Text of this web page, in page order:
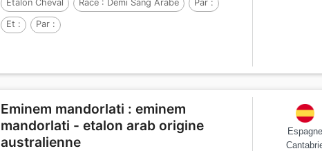
Etalon Cheval Race : Demi Sang Arabe Par :
Et : Par :
Eminem mandorlati : eminem
mandorlati - etalon arab origine
australienne